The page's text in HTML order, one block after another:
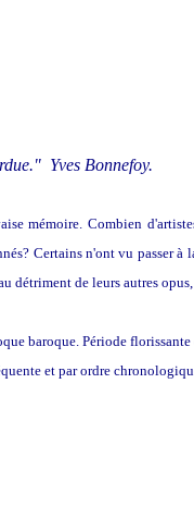
Yves Bonnefoy.
mémoire. Combien
Certains n'ont vu passer
de leurs autres opus,
baroque. Période
et par ordre